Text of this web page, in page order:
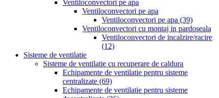
Ventiloconvectori pe apa
Ventiloconvectori pe apa
Ventiloconvectori pe apa (39)
Ventiloconvectori cu montaj in pardoseala
Ventiloconvectori de incalzire/racire
(12)
Sisteme de ventilatie
Sisteme de ventilatie cu recuperare de caldura
Echipamente de ventilatie pentru sisteme
centralizate (69)
Echipamente de ventilatie pentru sisteme